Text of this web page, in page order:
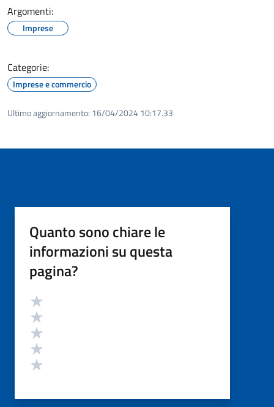
Argomenti:
Imprese
Categorie:
Imprese e commercio
Ultimo aggiornamento: 16/04/2024 10:17.33
Quanto sono chiare le
informazioni su questa
pagina?
Valutazione